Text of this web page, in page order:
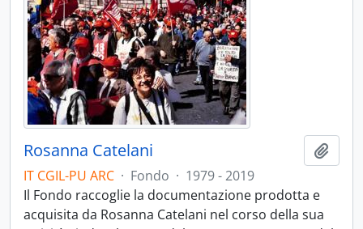
Rosanna Catelani
IT CGIL-PU ARC · Fondo · 1979 - 2019
Il Fondo raccoglie la documentazione prodotta e
acquisita da Rosanna Catelani nel corso della sua